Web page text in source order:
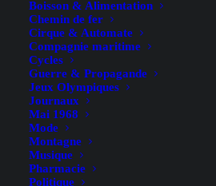
Boisson & Alimentation
Chemin de fer
Cirque & Automate
Compagnie maritime
Cycles
Guerre & Propagande
Jeux Olympiques
Journaux
Mai 1968
Mode
Montagne
Musique
Pharmacie
Politique